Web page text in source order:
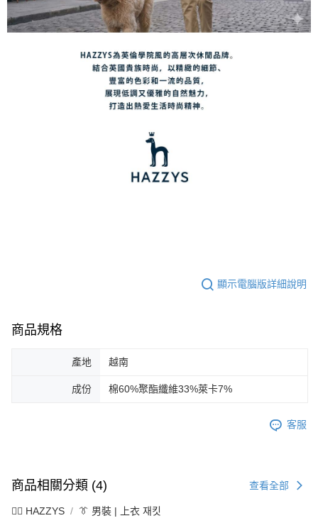
顯示電腦版詳細說明
商品規格
產地 越南
成份 棉60%聚酯纖維33%萊卡7%
客服
商品相關分類 (4) 查看全部
🐕‍🦺 HAZZYS 👔 男裝 | 上衣 재킷